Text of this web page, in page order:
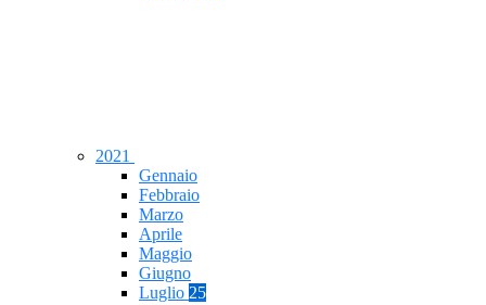
2021
Gennaio
Febbraio
Marzo
Aprile
Maggio
Giugno
Luglio 25